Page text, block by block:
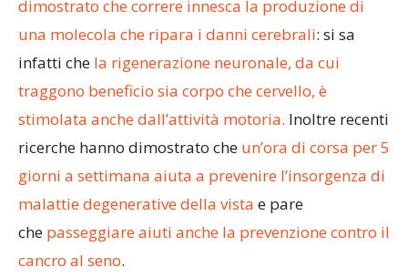
dimostrato che correre innesca la produzione di
una molecola che ripara i danni cerebrali: si sa
infatti che la rigenerazione neuronale, da cui
traggono beneficio sia corpo che cervello, è
stimolata anche dall’attività motoria. Inoltre recenti
ricerche hanno dimostrato che un’ora di corsa per 5
giorni a settimana aiuta a prevenire l’insorgenza di
malattie degenerative della vista e pare
che passeggiare aiuti anche la prevenzione contro il
cancro al seno.